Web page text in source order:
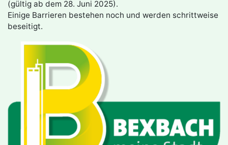
(gültig ab dem 28. Juni 2025).
Einige Barrieren bestehen noch und werden schrittweise
beseitigt.